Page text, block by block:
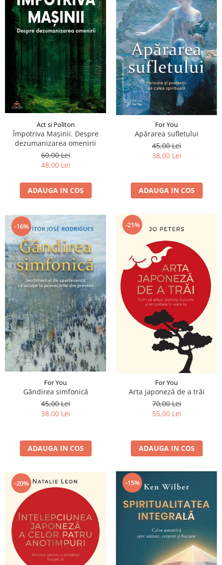
Act si Politon
Împotriva Mașinii. Despre
dezumanizarea omenirii
60,00 Lei
48,00 Lei
ADAUGA IN COS
For You
Apărarea sufletului
45,00 Lei
38,00 Lei
ADAUGA IN COS
-16%
For You
Gândirea simfonică
45,00 Lei
38,00 Lei
ADAUGA IN COS
-21%
For You
Arta japoneză de a trăi
70,00 Lei
55,00 Lei
ADAUGA IN COS
-20% -15%